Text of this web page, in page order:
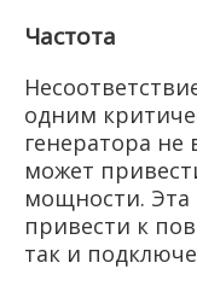
Частота
одним
генератора
может
мощности. Эта
привести к
так и